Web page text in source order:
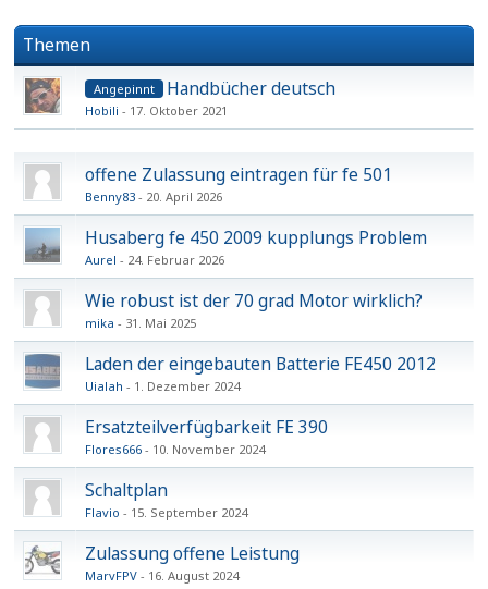
Themen
Angepinnt Handbücher deutsch
Hobili 17. Oktober 2021
offene Zulassung eintragen für fe 501
Benny83 20. April 2026
Husaberg fe 450 2009 kupplungs Problem
Aurel 24. Februar 2026
Wie robust ist der 70 grad Motor wirklich?
mika 31. Mai 2025
Laden der eingebauten Batterie FE450 2012
Uialah 1. Dezember 2024
Ersatzteilverfügbarkeit FE 390
Flores666 10. November 2024
Schaltplan
Flavio 15. September 2024
Zulassung offene Leistung
MarvFPV 16. August 2024